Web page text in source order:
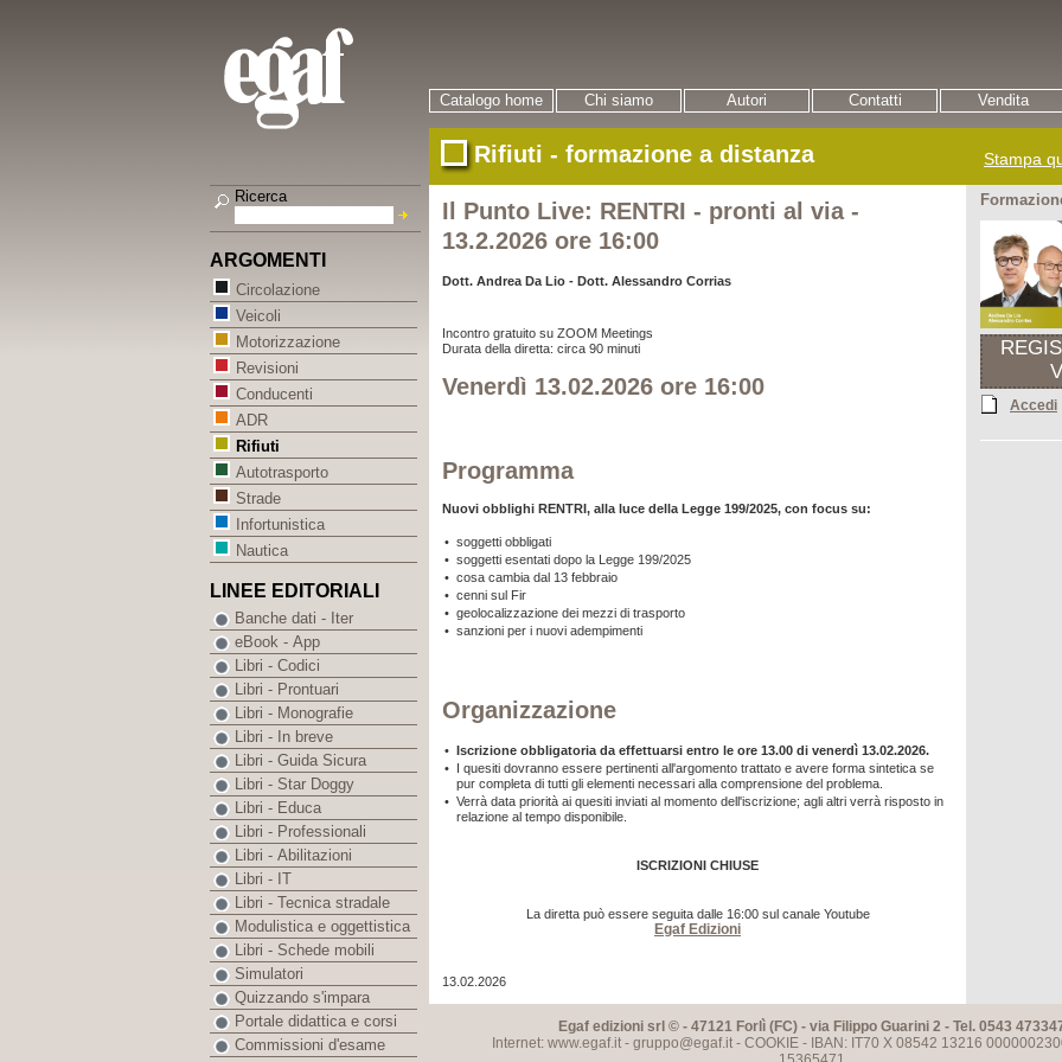
Catalogo home Chi siamo Autori Contatti Vendita
Rifiuti - formazione a distanza Stampa
Il Punto Live: RENTRI - pronti al via -
13.2.2026 ore 16:00
Dott. Andrea Da Lio - Dott. Alessandro Corrias
Incontro gratuito su ZOOM Meetings
Durata della diretta: circa 90 minuti
Venerdì 13.02.2026 ore 16:00
Programma
Nuovi obblighi RENTRI, alla luce della Legge 199/2025, con focus su:
• soggetti obbligati
• soggetti esentati dopo la Legge 199/2025
• cosa cambia dal 13 febbraio
• cenni sul Fir
• geolocalizzazione dei mezzi di trasporto
• sanzioni per i nuovi adempimenti
Organizzazione
• Iscrizione obbligatoria da effettuarsi entro le ore 13.00 di venerdì 13.02.2026.
• I quesiti dovranno essere pertinenti all'argomento trattato e avere forma sintetica se
pur completa di tutti gli elementi necessari alla comprensione del problema.
• Verrà data priorità ai quesiti inviati al momento dell'iscrizione; agli altri verrà risposto in
relazione al tempo disponibile.
ISCRIZIONI CHIUSE
La diretta può essere seguita dalle 16:00 sul canale Youtube
Egaf Edizioni
13.02.2026
Accedi
Egaf edizioni srl © - 47121 Forlì (FC) - via Filippo Guarini 2 - Tel. 0543
Internet: www.egaf.it - gruppo@egaf.it- COOKIE- IBAN: IT70 X 08542 13216
Ricerca
ARGOMENTI
Circolazione
Veicoli
Motorizzazione
Revisioni
Conducenti
ADR
Rifiuti
Autotrasporto
Strade
Infortunistica
Nautica
LINEE EDITORIALI
Banche dati - Iter
eBook - App
Libri - Codici
Libri - Prontuari
Libri - Monografie
Libri - In breve
Libri - Guida Sicura
Libri - Star Doggy
Libri - Educa
Libri - Professionali
Libri - Abilitazioni
Libri - IT
Libri - Tecnica stradale
Modulistica e oggettistica
Libri - Schede mobili
Simulatori
Quizzando s'impara
Portale didattica e corsi
Commissioni d'esame